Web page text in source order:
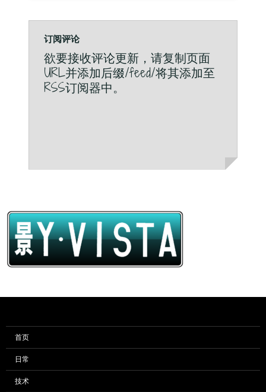
订阅评论
欲要接收评论更新，请复制页面
URL并添加后缀/feed/将其添加至
RSS订阅器中。
首页
日常
技术